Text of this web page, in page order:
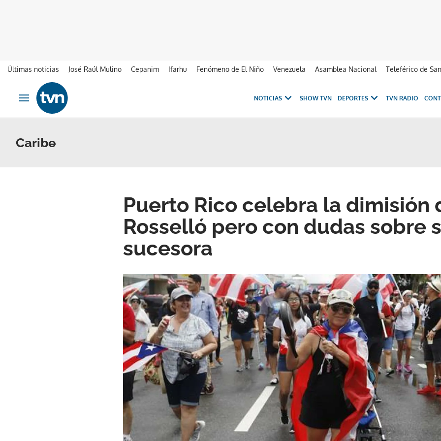
Últimas noticias José Raúl Mulino Cepanim Ifarhu Fenómeno de El Niño Venezuela Asamblea Nacional
Teleférico de
Ir al contenido
Obrir navegació
NOTICIAS SHOW TVN DEPORTES TVN RADIO
Caribe
Puerto Rico celebra la dimisión
Rosselló pero con dudas sobre
sucesora